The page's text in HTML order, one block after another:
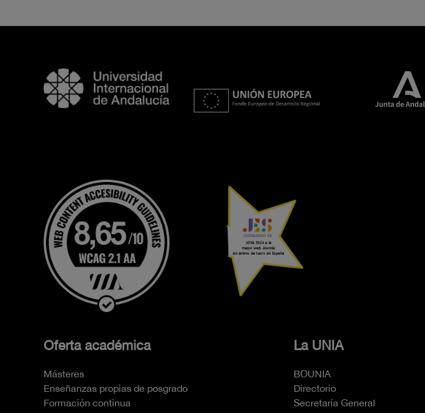
Oferta académica
Másteres
Enseñanzas propias de posgrado
Formación continua
La UNIA
BOUNIA
Directorio
Secretaría General